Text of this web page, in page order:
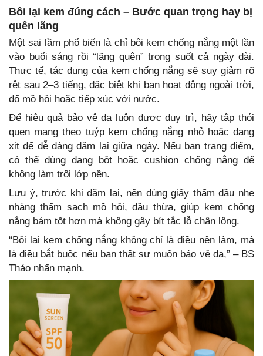
Bôi lại kem đúng cách – Bước quan trọng hay bị
quên lãng
Một sai lầm phổ biến là chỉ bôi kem chống nắng một lần
vào buổi sáng rồi “lãng quên” trong suốt cả ngày dài.
Thực tế, tác dụng của kem chống nắng sẽ suy giảm rõ
rệt sau 2–3 tiếng, đặc biệt khi bạn hoạt động ngoài trời,
đổ mồ hôi hoặc tiếp xúc với nước.
Để hiệu quả bảo vệ da luôn được duy trì, hãy tập thói
quen mang theo tuýp kem chống nắng nhỏ hoặc dạng
xịt để dễ dàng dặm lại giữa ngày. Nếu bạn trang điểm,
có thể dùng dạng bột hoặc cushion chống nắng để
không làm trôi lớp nền.
Lưu ý, trước khi dặm lại, nên dùng giấy thấm dầu nhẹ
nhàng thấm sạch mồ hôi, dầu thừa, giúp kem chống
nắng bám tốt hơn mà không gây bít tắc lỗ chân lông.
“Bôi lại kem chống nắng không chỉ là điều nên làm, mà
là điều bắt buộc nếu bạn thật sự muốn bảo vệ da,” – BS
Thảo nhấn mạnh.